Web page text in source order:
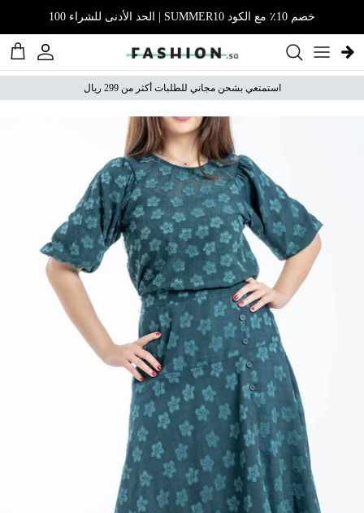
خصم 10٪ مع الكود SUMMER10 | الحد الأدنى للشراء 100
الحساب
استمتعي بشحن مجاني للطلبات أكثر من 299 ريال